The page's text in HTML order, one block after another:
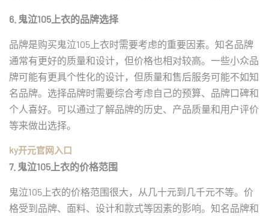
6. 鬼泣105上衣的品牌选择
品牌是购买鬼泣105上衣时需要考虑的重要因素。知名品牌
通常有更好的质量和设计，但价格也相对较高。一些小众品
牌可能有更具个性化的设计，但质量和售后服务可能不如知
名品牌。选择品牌时需要综合考虑自己的预算、品牌口碑和
个人喜好。可以通过了解品牌的历史、产品质量和用户评价
等来做出选择。
ky开元官网入口
7. 鬼泣105上衣的价格范围
鬼泣105上衣的价格范围很大，从几十元到几千元不等。价
格受到品牌、面料、设计和款式等因素的影响。知名品牌和